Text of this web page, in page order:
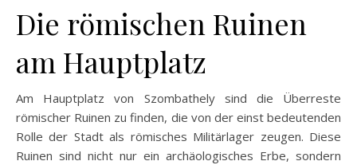
Die römischen Ruinen
am Hauptplatz
Am Hauptplatz von Szombathely sind die Überreste
römischer Ruinen zu finden, die von der einst bedeutenden
Rolle der Stadt als römisches Militärlager zeugen. Diese
Ruinen sind nicht nur ein archäologisches Erbe, sondern